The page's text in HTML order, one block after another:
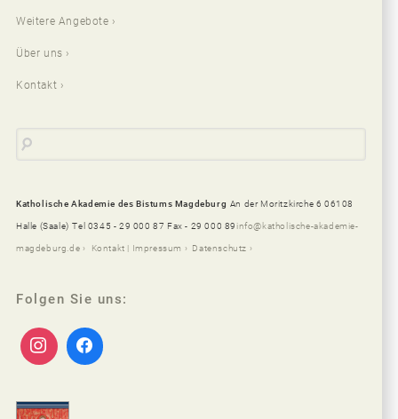
Weitere Angebote
Über uns
Kontakt
Katholische Akademie des Bistums Magdeburg An der Moritzkirche 6 06108
Halle (Saale) Tel 0345 - 29 000 87 Fax - 29 000 89 info@katholische-akademie-
magdeburg.de Kontakt | Impressum Datenschutz
Folgen Sie uns: